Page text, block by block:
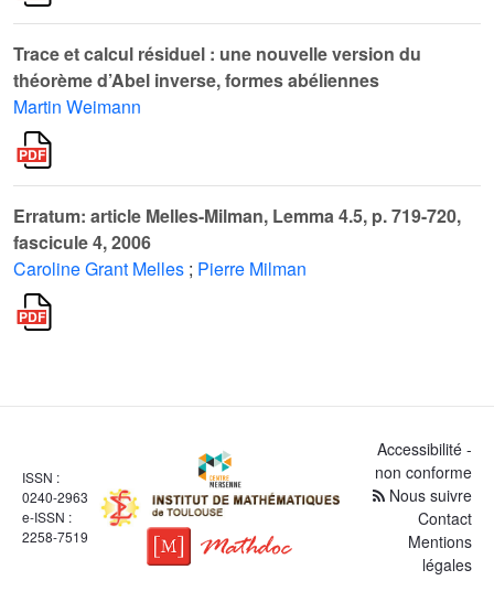
Trace et calcul résiduel : une nouvelle version du
théorème d’Abel inverse, formes abéliennes
Martin Weimann
Erratum: article Melles-Milman, Lemma 4.5, p. 719-720,
fascicule 4, 2006
Caroline Grant Melles ; Pierre Milman
ISSN :
0240-2963
e-ISSN :
2258-7519
Accessibilité -
non conforme
Nous suivre
Contact
Mentions
légales